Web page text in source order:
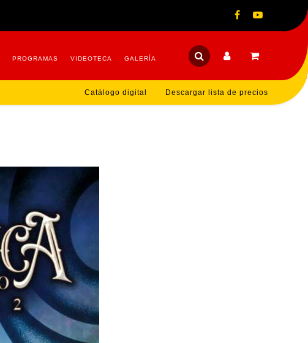
PROGRAMAS VIDEOTECA GALERÍA
Catálogo digital Descargar lista de precios